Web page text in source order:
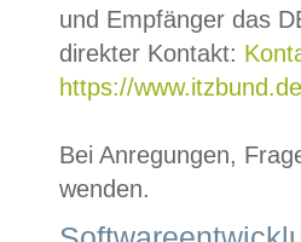
und Empfänger das
direkter Kontakt:
https://
Bei Anregungen,
wenden.